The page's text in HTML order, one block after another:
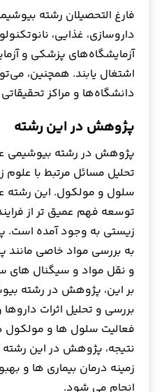
فارغ التحصیلان رشته
داروسازی، غذایی،
آزمایشگاه‌های پزشکی و
اشتغال یابند. همچنین،
دانشگاه‌ها و مراکز
پژوهش در این رشته
پژوهش در رشته بیوشیمی
تحلیل مسائل مرتبط با
سلول و مولکول. این رشته
توسعه فهم عمیق تر از
زیستی به وجود آمده است.
به بررسی مواد خاصی مانند
و نقل مواد و سیگنال های
بر این، پژوهش در رشته
بررسی و تحلیل اثرات
فعالیت سلول ها و مولکول
نتیجه، پژوهش در این
زمینه درمان بیماری ها و
انجام می شود.